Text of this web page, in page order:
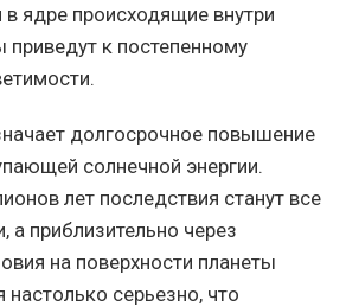
в ядре происходящие внутри
к постепенному
долгосрочное повышение
солнечной энергии.
лет последствия станут все
а приблизительно через
на поверхности планеты
настолько серьезно, что